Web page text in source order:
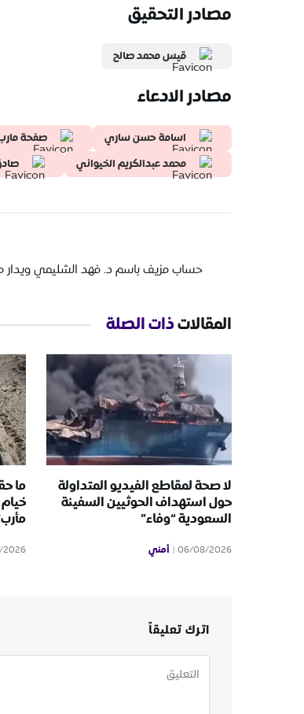
مصادر التحقيق
قيس محمد صالح
مصادر الادعاء
اسامة حسن ساري صفحة
محمد عبدالكريم الخيواني
حساب مزيف باسم د. فهد الشليمي ويدار
المقالاتذات الصلة
لا صحة لمقاطع الفيديو المتداولة
حول استهداف الحوثيين السفينة
السعودية “وفاء”
06/08/2026 أمني
ما
اترك تعليقاً